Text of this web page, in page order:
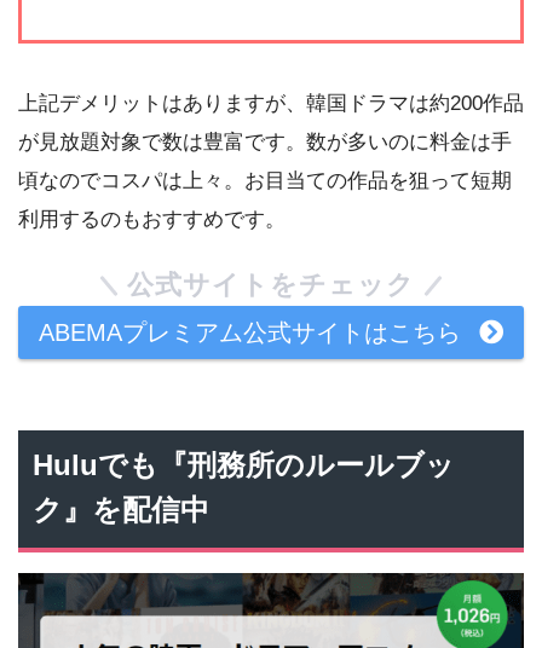
上記デメリットはありますが、韓国ドラマは約200作品
が見放題対象で数は豊富です。数が多いのに料金は手
頃なのでコスパは上々。お目当ての作品を狙って短期
利用するのもおすすめです。
公式サイトをチェック
ABEMAプレミアム公式サイトはこちら
Huluでも『刑務所のルールブッ
ク』を配信中